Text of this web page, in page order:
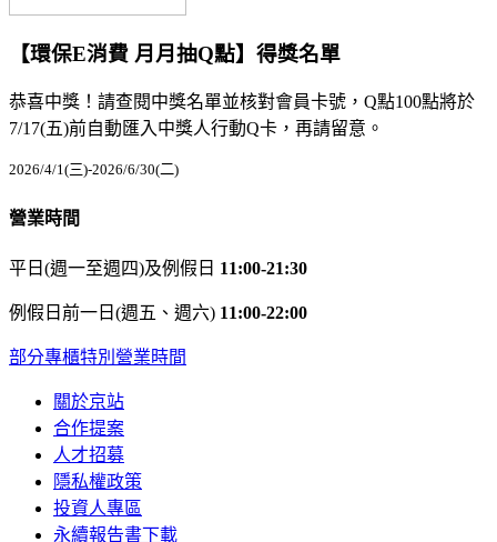
【環保E消費 月月抽Q點】得獎名單
恭喜中獎！請查閱中獎名單並核對會員卡號，Q點100點將於
7/17(五)前自動匯入中獎人行動Q卡，再請留意。
2026/4/1(三)-2026/6/30(二)
營業時間
平日(週一至週四)及例假日 11:00-21:30
例假日前一日(週五、週六) 11:00-22:00
部分專櫃特別營業時間
關於京站
合作提案
人才招募
隱私權政策
投資人專區
永續報告書下載